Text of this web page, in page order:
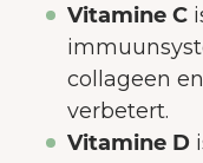
Vitamine C
collageen
verbetert.
Vitamine D